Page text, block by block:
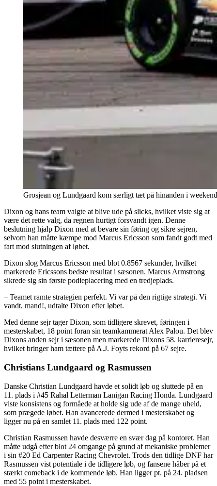
Grosjean og Lundgaard kom særligt tæt på hinanden i
Dixon og hans team valgte at blive ude på slicks, hvilket viste sig at
være det rette valg, da regnen hurtigt forsvandt igen. Denne
beslutning hjalp Dixon med at bevare sin føring og sikre sejren,
selvom han måtte kæmpe mod Marcus Ericsson som fandt godt med
fart mod slutningen af løbet.
Dixon slog Marcus Ericsson med blot 0.8567 sekunder, hvilket
markerede Ericssons bedste resultat i sæsonen. Marcus Armstrong
sikrede sig sin første podieplacering med en tredjeplads.
– Teamet ramte strategien perfekt. Vi var på den rigtige strategi. Vi
vandt, mand!, udtalte Dixon efter løbet.
Med denne sejr tager Dixon, som tidligere skrevet, føringen i
mesterskabet, 18 point foran sin teamkammerat Alex Palou. Det blev
Dixons anden sejr i sæsonen men markerede Dixons 58. karrieresejr,
hvilket bringer ham tættere på A.J. Foyts rekord på 67 sejre.
Christians Lundgaard og Rasmussen
Danske Christian Lundgaard havde et solidt løb og sluttede på en
11. plads i #45 Rahal Letterman Lanigan Racing Honda. Lundgaard
viste konsistens og formåede at holde sig ude af de mange uheld,
som prægede løbet. Han avancerede dermed i mesterskabet og
ligger nu på en samlet 11. plads med 122 point.
Christian Rasmussen havde desværre en svær dag på kontoret. Han
måtte udgå efter blot 24 omgange på grund af mekaniske problemer
i sin #20 Ed Carpenter Racing Chevrolet. Trods den tidlige DNF har
Rasmussen vist potentiale i de tidligere løb, og fansene håber på et
stærkt comeback i de kommende løb. Han ligger pt. på 24. pladsen
med 55 point i mesterskabet.